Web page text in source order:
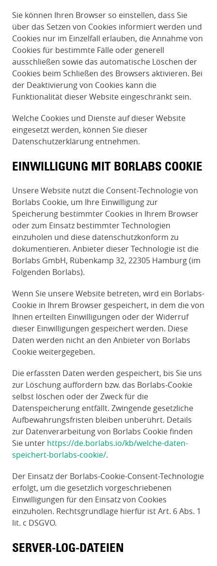
Sie können Ihren Browser so einstellen, dass Sie
über das Setzen von Cookies informiert werden und
Cookies nur im Einzelfall erlauben, die Annahme von
Cookies für bestimmte Fälle oder generell
ausschließen sowie das automatische Löschen der
Cookies beim Schließen des Browsers aktivieren. Bei
der Deaktivierung von Cookies kann die
Funktionalität dieser Website eingeschränkt sein.
Welche Cookies und Dienste auf dieser Website
eingesetzt werden, können Sie dieser
Datenschutzerklärung entnehmen.
EINWILLIGUNG MIT BORLABS COOKIE
Unsere Website nutzt die Consent-Technologie von
Borlabs Cookie, um Ihre Einwilligung zur
Speicherung bestimmter Cookies in Ihrem Browser
oder zum Einsatz bestimmter Technologien
einzuholen und diese datenschutzkonform zu
dokumentieren. Anbieter dieser Technologie ist die
Borlabs GmbH, Rübenkamp 32, 22305 Hamburg (im
Folgenden Borlabs).
Wenn Sie unsere Website betreten, wird ein Borlabs-
Cookie in Ihrem Browser gespeichert, in dem die von
Ihnen erteilten Einwilligungen oder der Widerruf
dieser Einwilligungen gespeichert werden. Diese
Daten werden nicht an den Anbieter von Borlabs
Cookie weitergegeben.
Die erfassten Daten werden gespeichert, bis Sie uns
zur Löschung auffordern bzw. das Borlabs-Cookie
selbst löschen oder der Zweck für die
Datenspeicherung entfällt. Zwingende gesetzliche
Aufbewahrungsfristen bleiben unberührt. Details
zur Datenverarbeitung von Borlabs Cookie finden
Sie unter https://de.borlabs.io/kb/welche-daten-
speichert-borlabs-cookie/.
Der Einsatz der Borlabs-Cookie-Consent-Technologie
erfolgt, um die gesetzlich vorgeschriebenen
Einwilligungen für den Einsatz von Cookies
einzuholen. Rechtsgrundlage hierfür ist Art. 6 Abs. 1
lit. c DSGVO.
SERVER-LOG-DATEIEN